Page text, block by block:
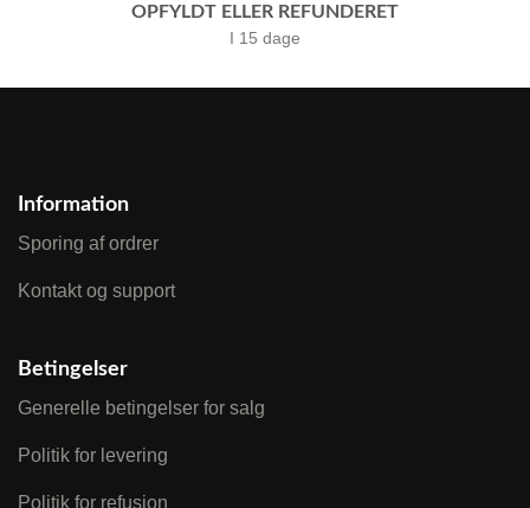
OPFYLDT ELLER REFUNDERET
I 15 dage
Information
Sporing af ordrer
Kontakt og support
Betingelser
Generelle betingelser for salg
Politik for levering
Politik for refusion